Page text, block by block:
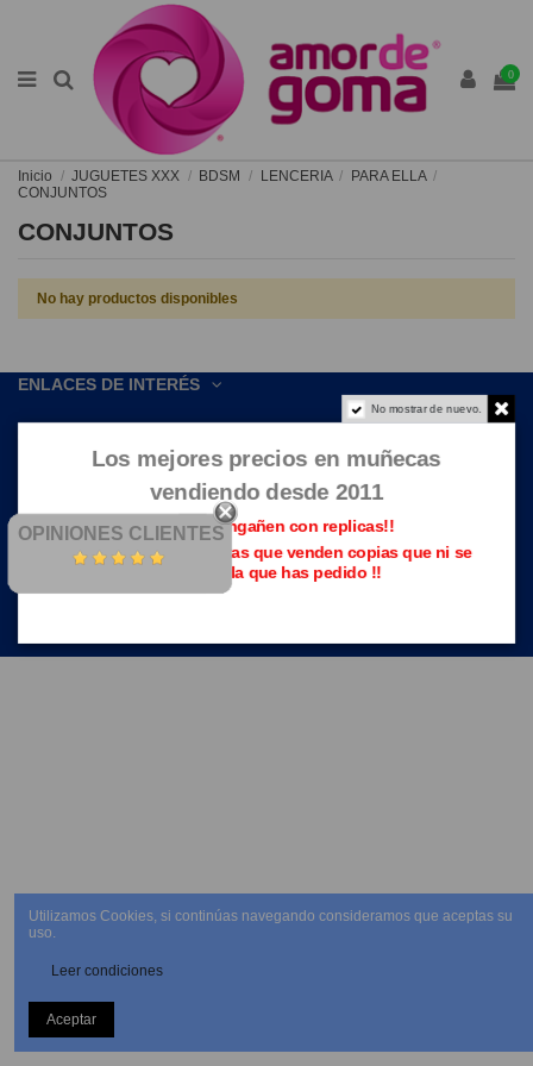
0
Inicio JUGUETES XXX BDSM LENCERIA
PARA ELLA
CONJUNTOS
CONJUNTOS
No hay productos disponibles
ENLACES DE INTERÉS
OPINIONES CLIENTES
No mostrar de nuevo.
Los mejores precios en muñecas
vendiendo desde 2011
Que no te engañen con replicas!!
Evita las páginas piratas que venden copias que ni se
parecen a la que has pedido !!
Utilizamos Cookies, si continúas navegando consideramos que aceptas su
uso.
Leer condiciones
Aceptar